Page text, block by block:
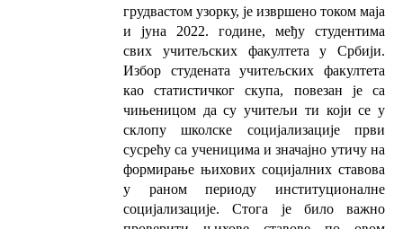
грудвастом узорку, је извршено током маја
и јуна 2022. године, међу студентима
свих учитељских факултета у Србији.
Избор студената учитељских факултета
као статистичког скупа, повезан је са
чињеницом да су учитељи ти који се у
склопу школске социјализације први
сусрећу са ученицима и значајно утичу на
формирање њихових социјалних ставова
у раном периоду институционалне
социјализације. Стога је било важно